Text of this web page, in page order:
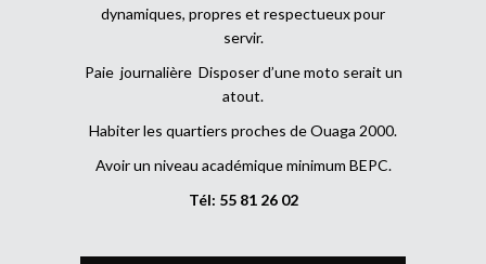
dynamiques, propres et respectueux pour
servir.
Paie journalière Disposer d’une moto serait un
atout.
Habiter les quartiers proches de Ouaga 2000.
Avoir un niveau académique minimum BEPC.
Tél: 55 81 26 02